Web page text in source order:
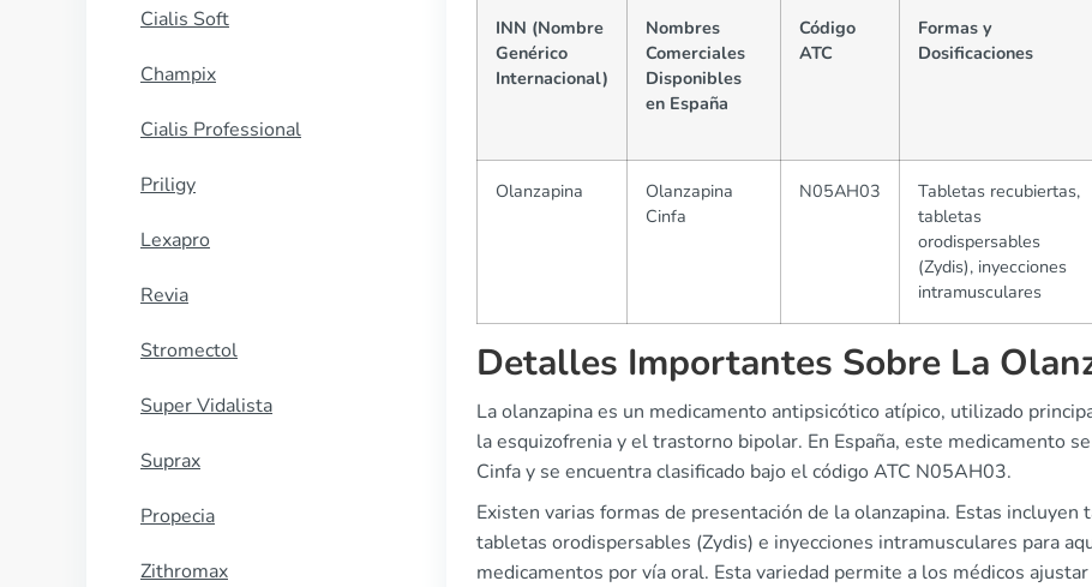
Cialis Soft
Champix
Cialis Professional
Priligy
Lexapro
Revia
Stromectol
Super Vidalista
Suprax
Propecia
Zithromax
INN (Nombre
Genérico
Internacional)
Nombres
Comerciales
Disponibles
en España
Código
ATC
Formas y
Dosificaciones
Olanzapina
Olanzapina
Cinfa
N05AH03
Tabletas recubiertas,
tabletas
orodispersables
(Zydis), inyecciones
intramusculares
Detalles Importantes Sobre La
La olanzapina es un medicamento antipsicótico atípico, utilizado
la esquizofrenia y el trastorno bipolar. En España, este medicamento
Cinfa y se encuentra clasificado bajo el código ATC N05AH03.
Existen varias formas de presentación de la olanzapina. Estas
tabletas orodispersables (Zydis) e inyecciones intramusculares para
medicamentos por vía oral. Esta variedad permite a los médicos